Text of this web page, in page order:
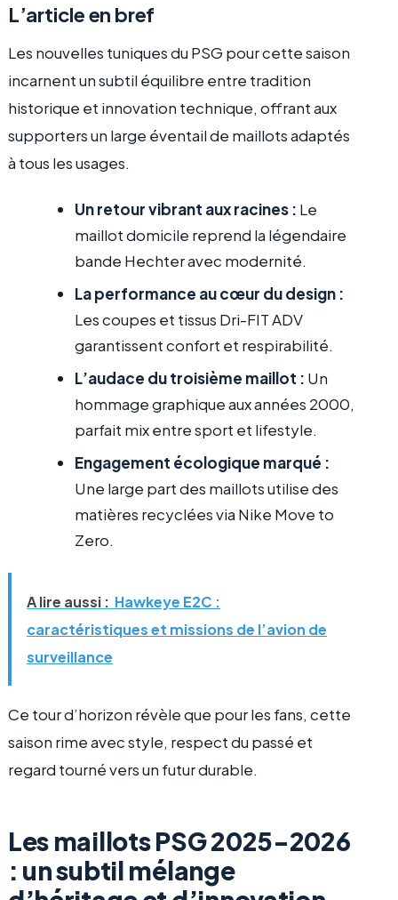
L’article en bref
Les nouvelles tuniques du PSG pour cette saison
incarnent un subtil équilibre entre tradition
historique et innovation technique, offrant aux
supporters un large éventail de maillots adaptés
à tous les usages.
Un retour vibrant aux racines : Le
maillot domicile reprend la légendaire
bande Hechter avec modernité.
La performance au cœur du design :
Les coupes et tissus Dri-FIT ADV
garantissent confort et respirabilité.
L’audace du troisième maillot : Un
hommage graphique aux années 2000,
parfait mix entre sport et lifestyle.
Engagement écologique marqué :
Une large part des maillots utilise des
matières recyclées via Nike Move to
Zero.
A lire aussi : Hawkeye E2C :
caractéristiques et missions de l’avion de
surveillance
Ce tour d’horizon révèle que pour les fans, cette
saison rime avec style, respect du passé et
regard tourné vers un futur durable.
Les maillots PSG 2025-2026
: un subtil mélange